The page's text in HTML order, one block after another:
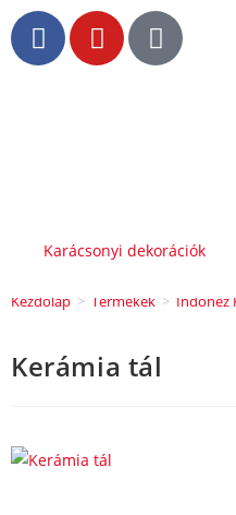
Karácsonyi dekorációk
Kezdőlap > Termékek > Indonéz
Kerámia tál